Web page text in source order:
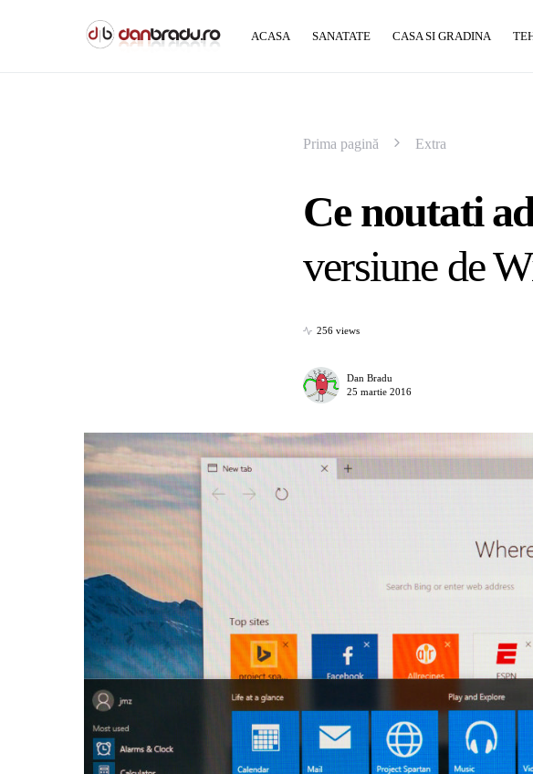
ACASA SANATATE CASA SI GRADINA
Prima pagină Extra
Ce noutati
versiune de
256 views
Dan Bradu
25 martie 2016